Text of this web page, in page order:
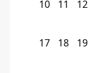
10 11 12
17 18 19